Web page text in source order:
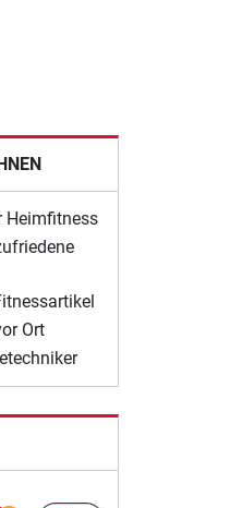
Heimfitness
Ort